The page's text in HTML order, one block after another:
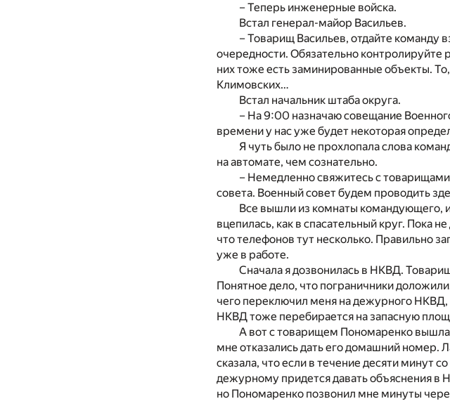
– Теперь инженерные войска.
Встал генерал-майор Васильев.
– Товарищ Васильев, отдайте команду
очередности. Обязательно контролируйте
них тоже есть заминированные объекты.
Климовских…
Встал начальник штаба округа.
– На 9:00 назначаю совещание
времени у нас уже будет некоторая
Я чуть было не прохлопала слова
на автомате, чем сознательно.
– Немедленно свяжитесь с
совета. Военный совет будем проводить
Все вышли из комнаты командующего,
вцепилась, как в спасательный круг. Пока
что телефонов тут несколько. Правильно
уже в работе.
Сначала я дозвонилась в НКВД.
Понятное дело, что пограничники
чего переключил меня на дежурного
НКВД тоже перебирается на запасную
А вот с товарищем Пономаренко
мне отказались дать его домашний
сказала, что если в течение десяти минут
дежурному придется давать объяснения в
но Пономаренко позвонил мне минуты